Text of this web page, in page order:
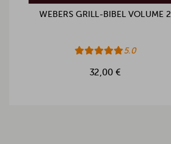
WEBERS GRILL-BIBEL VOLUME 2
5.0
32,00 €